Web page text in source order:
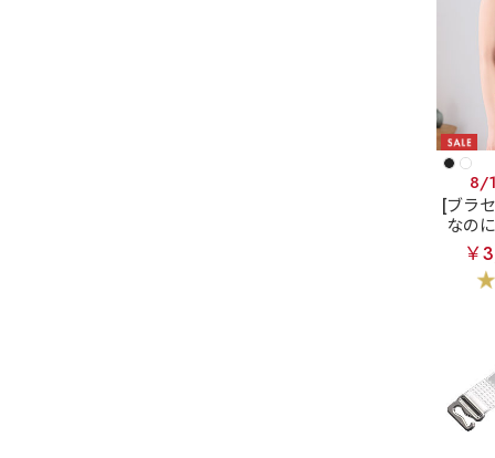
8/
[ブラ
なの
ホッ
ック
ヤー
￥